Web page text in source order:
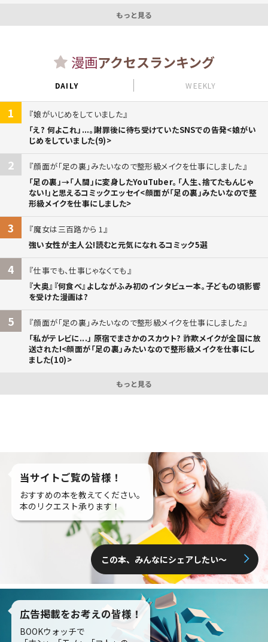
もっと見る
漫画アクセスランキング
DAILY WEEKLY
1
娘がいじめをしていました
「え? 何よこれ」...。謝罪後に待ち受けていたSNSでの告発<娘がい
じめをしていました(9)>
2
顔面が「足の裏」みたいなので整形級メイクを仕事にしました
「足の裏」→「人間」に変身したYouTuber。「人生、捨てたもんじゃ
ない!」と思えるコミックエッセイ<顔面が「足の裏」みたいなので整
形級メイクを仕事にしました>
3
魔女は三百路から 1
強い女性が主人公!読むと元気になれるコミック5選
4
仕事でも、仕事じゃなくても
『大奥』『何食べ』よしながふみ初のインタビュー本。子どもの頃影響
を受けた漫画は?
5
顔面が「足の裏」みたいなので整形級メイクを仕事にしました
「私がテレビに...」 原宿でまさかのスカウト? 詐欺メイクが全国に放
送された!<顔面が「足の裏」みたいなので整形級メイクを仕事にし
ました(10)>
もっと見る
当サイトご覧の皆様！
おすすめの本を教えてください。
本のリクエスト承ります！
この本、みんなにシェアしたい〜
広告掲載をお考えの皆様！
BOOKウォッチで